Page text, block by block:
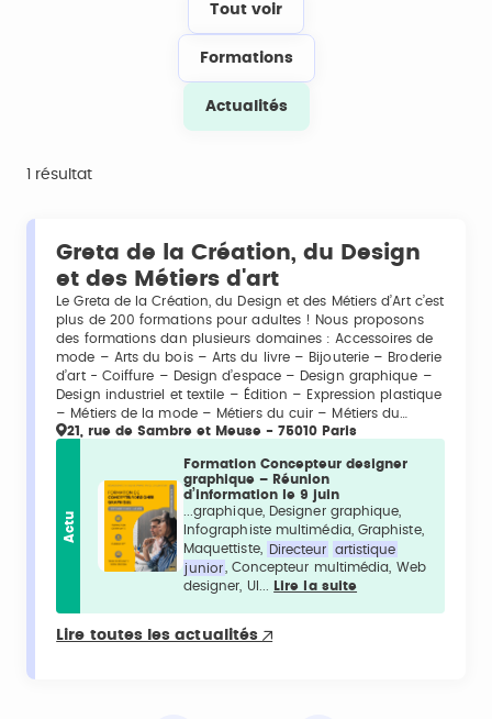
Tout voir
Formations
Actualités
1 résultat
Greta de la Création, du Design
et des Métiers d'art
Le Greta de la Création, du Design et des Métiers d’Art c’est
plus de 200 formations pour adultes ! Nous proposons
des formations dan plusieurs domaines : Accessoires de
mode – Arts du bois – Arts du livre – Bijouterie – Broderie
d’art - Coiffure – Design d’espace – Design graphique –
Design industriel et textile – Édition – Expression plastique
– Métiers de la mode – Métiers du cuir – Métiers du…
21, rue de Sambre et Meuse - 75010 Paris
Actu
Formation Concepteur designer
graphique – Réunion
d’information le 9 juin
...graphique, Designer graphique,
Infographiste multimédia, Graphiste,
Maquettiste,
Directeur
artistique
junior
, Concepteur multimédia, Web
designer, UI...
Lire la suite
Lire toutes les actualités